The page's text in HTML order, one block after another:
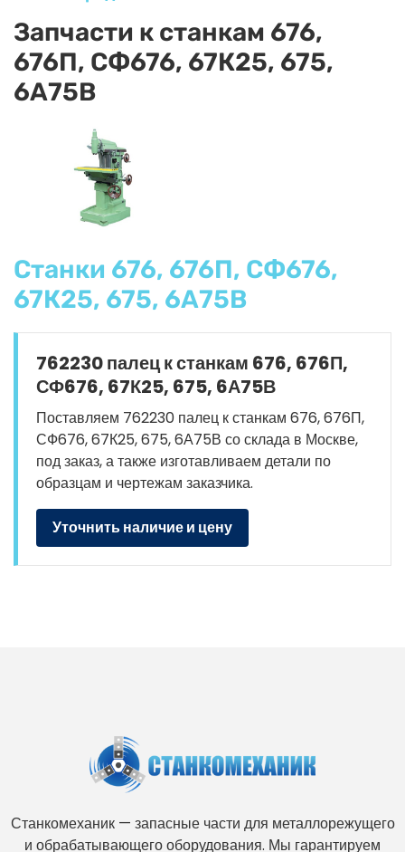
Запчасти к станкам 676,
676П, СФ676, 67К25, 675,
6А75В
Станки 676, 676П, СФ676,
67К25, 675, 6А75В
762230 палец к станкам 676, 676П,
СФ676, 67К25, 675, 6А75В
Поставляем 762230 палец к станкам 676, 676П,
СФ676, 67К25, 675, 6А75В со склада в Москве,
под заказ, а также изготавливаем детали по
образцам и чертежам заказчика.
Уточнить наличие и цену
Станкомеханик — запасные части для металлорежущего
и обрабатывающего оборудования. Мы гарантируем